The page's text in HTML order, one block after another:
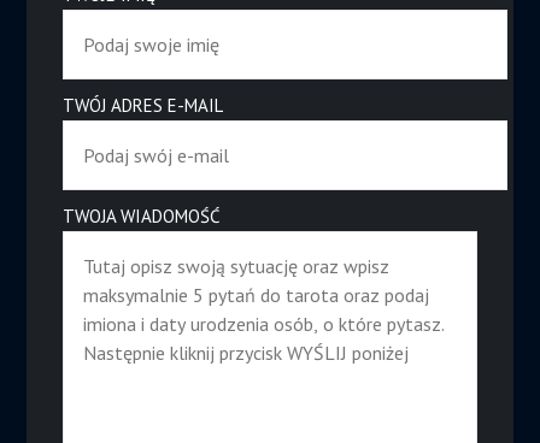
TWÓJ ADRES E-MAIL
TWOJA WIADOMOŚĆ